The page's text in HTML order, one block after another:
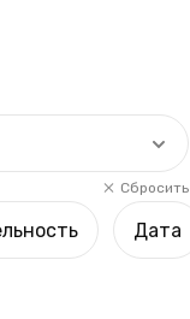
Сбросить
Дата